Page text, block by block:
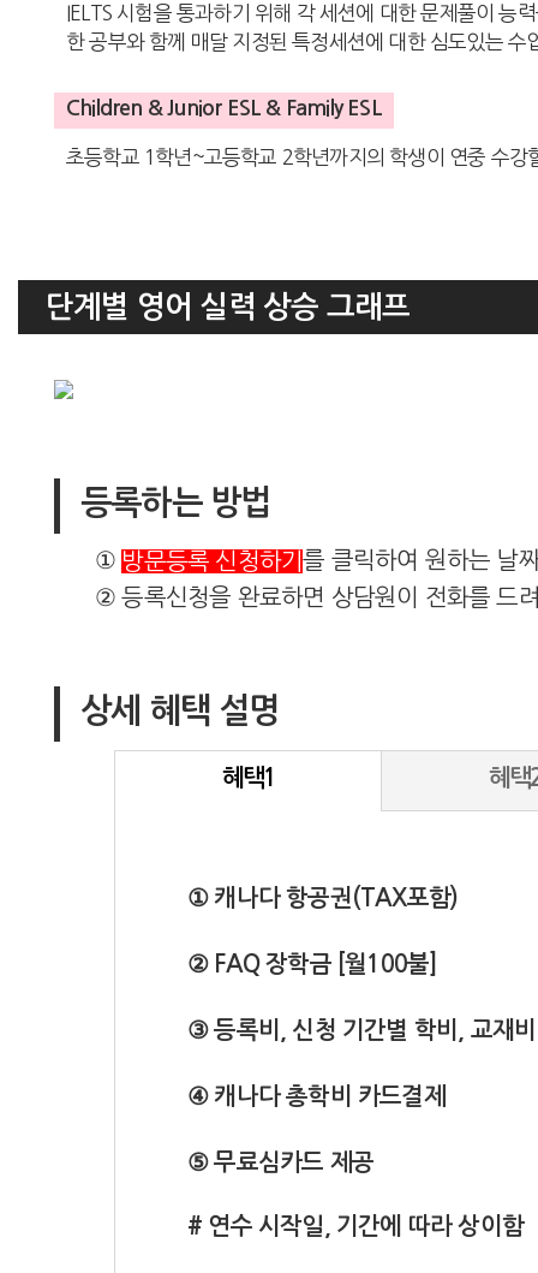
IELTS 시험을 통과하기 위해 각 세션에 대한 문제풀이 능
한 공부와 함께 매달 지정된 특정세션에 대한 심도있는 수
Children & Junior ESL & Family ESL
초등학교 1학년~고등학교 2학년까지의 학생이 연중 수강
단계별 영어 실력 상승 그래프
등록하는 방법
① 방문등록 신청하기를 클릭하여 원하는 날
② 등록신청을 완료하면 상담원이 전화를 드
상세 혜택 설명
혜택1 혜택
① 캐나다 항공권(TAX포함)
② FAQ 장학금 [월100불]
③ 등록비, 신청 기간별 학비, 교재
④ 캐나다 총학비 카드결제
⑤ 무료심카드 제공
# 연수 시작일, 기간에 따라 상이함